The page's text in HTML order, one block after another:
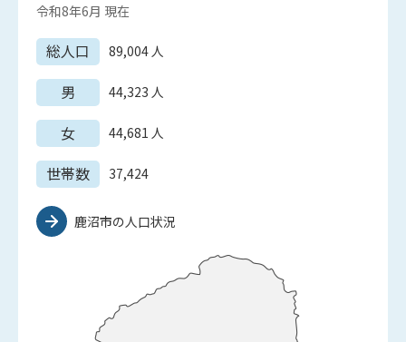
令和8年6月 現在
総人口 89,004 人
男 44,323 人
女 44,681 人
世帯数 37,424
鹿沼市の人口状況